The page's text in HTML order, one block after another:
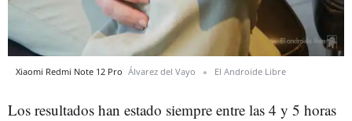
Xiaomi Redmi Note 12 Pro Álvarez del Vayo El Androide Libre
Los resultados han estado siempre entre las 4 y 5 horas